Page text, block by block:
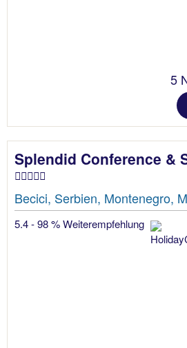
5
Splendid Conference &
Becici, Serbien, Montenegro,
5.4 - 98 % Weiterempfehlung